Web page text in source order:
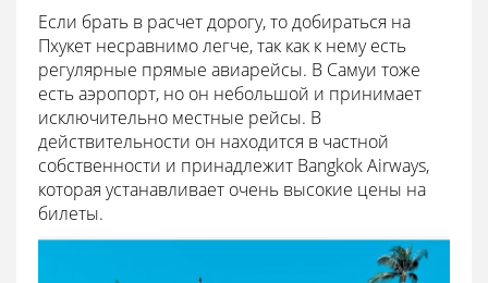
Если брать в расчет дорогу, то добираться на
Пхукет несравнимо легче, так как к нему есть
регулярные прямые авиарейсы. В Самуи тоже
есть аэропорт, но он небольшой и принимает
исключительно местные рейсы. В
действительности он находится в частной
собственности и принадлежит Bangkok Airways,
которая устанавливает очень высокие цены на
билеты.